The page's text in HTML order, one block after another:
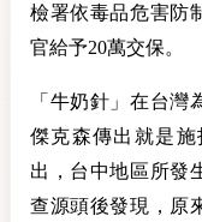
檢署依毒品危害防
官給予20萬交保。
「牛奶針」在台
傑克森傳出就是
出，台中地區所發
查源頭後發現，原